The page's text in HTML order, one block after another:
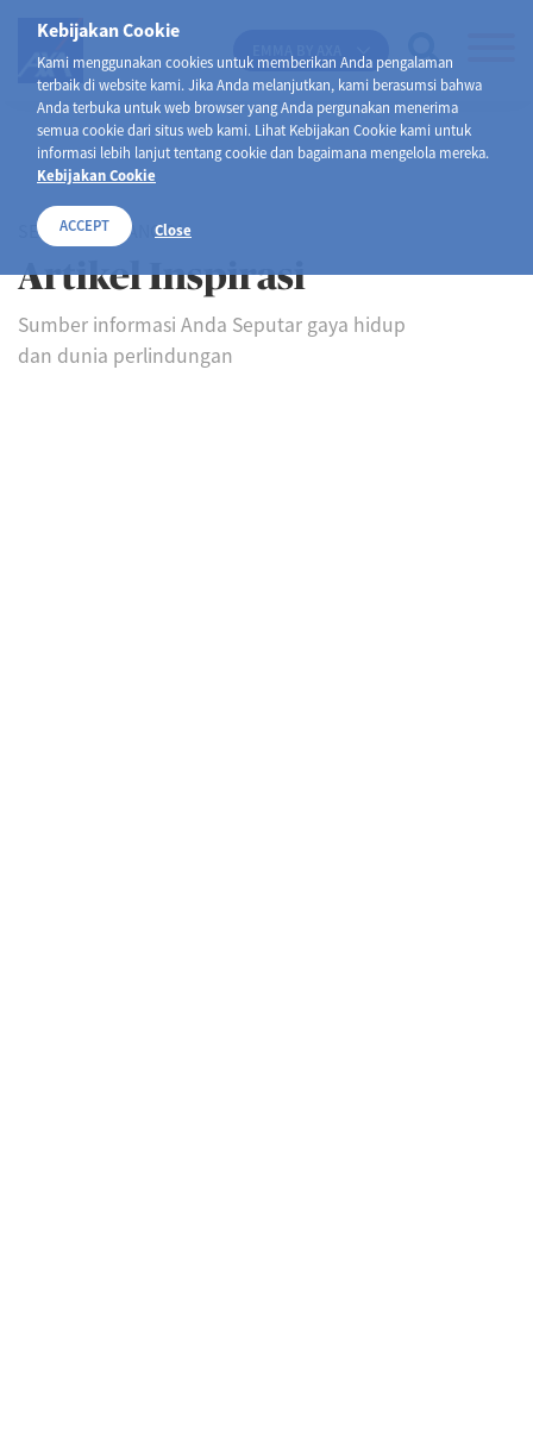
Kebijakan Cookie
Kami menggunakan cookies untuk memberikan Anda pengalaman
terbaik di website kami. Jika Anda melanjutkan, kami berasumsi bahwa
Anda terbuka untuk web browser yang Anda pergunakan menerima
semua cookie dari situs web kami. Lihat Kebijakan Cookie kami untuk
informasi lebih lanjut tentang cookie dan bagaimana mengelola mereka.
Kebijakan Cookie
ACCEPT Close
SELAMAT DATANG DI
Artikel Inspirasi
Sumber informasi Anda Seputar gaya hidup
dan dunia perlindungan